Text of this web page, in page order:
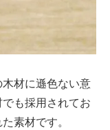
材に遜色ない意
も採用されてお
素材です。